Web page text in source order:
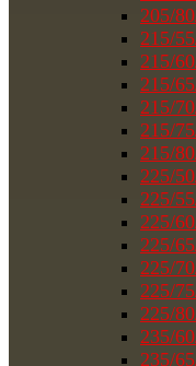
205/
215/
215/
215/
215/
215/
215/
225/
225/
225/
225/
225/
225/
225/
235/
235/